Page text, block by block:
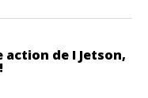
de I Jetson,